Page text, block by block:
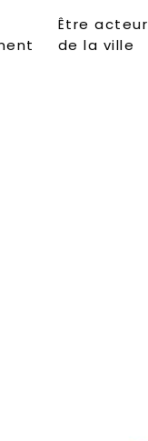
Être acteur
de la ville